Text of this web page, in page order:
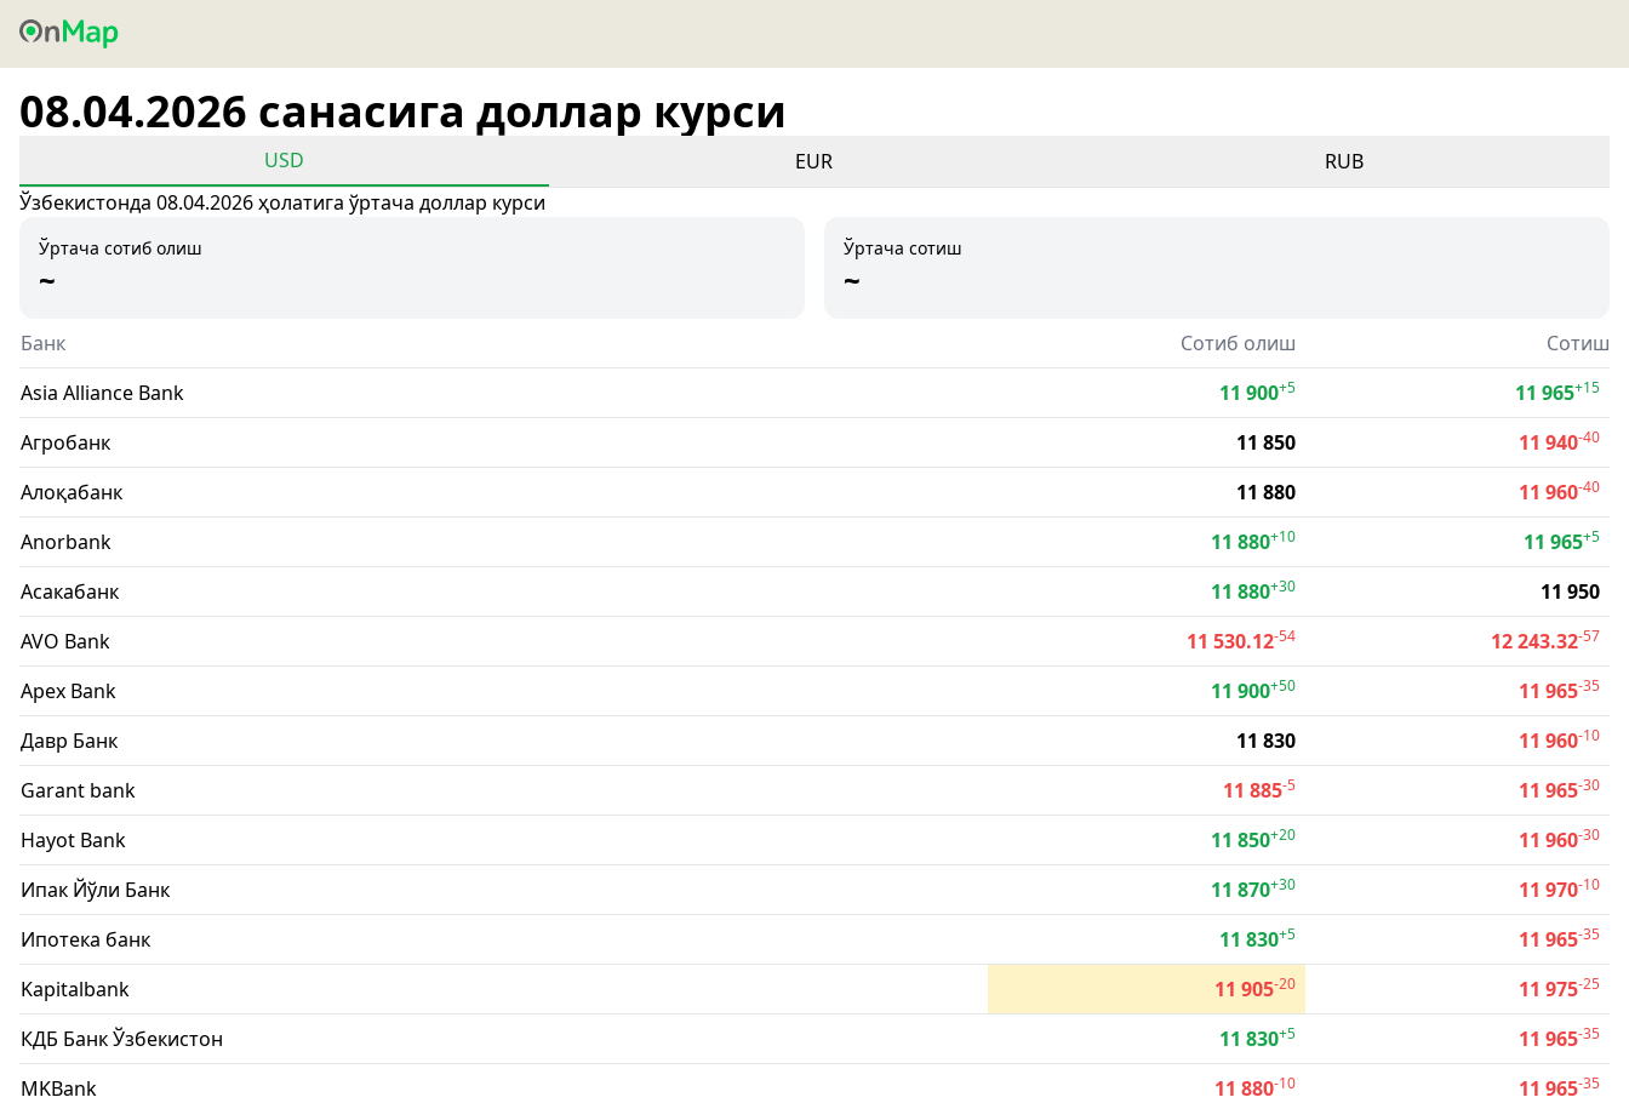
08.04.2026 санасига доллар курси
USD EUR
RUB
Ўзбекистонда 08.04.2026 ҳолатига ўртача доллар курси
Ўртача сотиб олиш
~
Ўртача сотиш
~
Банк Сотиб олиш
Сотиш
Asia Alliance Bank
11 900+5 11 965+15
Агробанк 11 850 11 940-40
Алоқабанк 11 880 11 960-40
Anorbank 11 880+10 11 965+5
Асакабанк 11 880+30
11 950
AVO Bank
11 530.12-54 12 243.32-57
Apex Bank 11 900+50 11 965-35
Давр Банк 11 830 11 960-10
Garant bank 11 885-5 11 965-30
Hayot Bank 11 850+20 11 960-30
Ипак Йўли Банк 11 870+30 11 970-10
Ипотека банк 11 830+5 11 965-35
Kapitalbank 11 905-20 11 975-25
КДБ Банк Ўзбекистон 11 830+5 11 965-35
MKBank 11 880-10 11 965-35